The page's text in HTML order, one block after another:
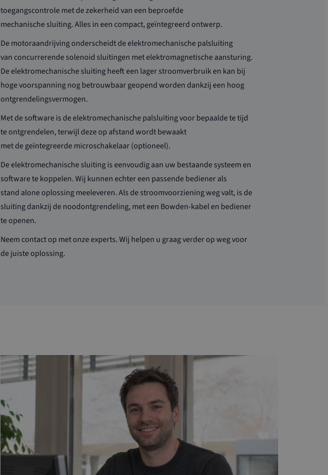
toegangscontrole met de zekerheid van een beproefde
mechanischesluiting. Alles in een compact, geïntegreerdontwerp.
De motoraandrijving onderscheidt deelektromechanische palsluiting
vanconcurrerendesolenoid sluitingen met elektromagnetische aansturing.
De elektromechanische sluiting heeft een lager stroomverbruik en kan bij
hoge voorspanning nog betrouwbaar geopend worden dankzij een hoog
ontgrendelingsvermogen.
Met de software is de elektromechanische palsluiting voor bepaalde te tijd
te ontgrendelen,terwijl deze op afstand wordt bewaakt
metdegeïntegreerde microschakelaar(optioneel).
De elektromechanische sluiting is eenvoudig aan uw bestaande systeem en
software te koppelen. Wij kunnen echter een passende bediener als
stand aloneoplossing meeleveren. Als de stroomvoorziening weg valt, is de
sluiting dankzij de noodontgrendeling, met een Bowden-kabelen bediener
te openen.
Neem contact op met onze experts. Wij helpen u graag verder op weg voor
de juiste oplossing.